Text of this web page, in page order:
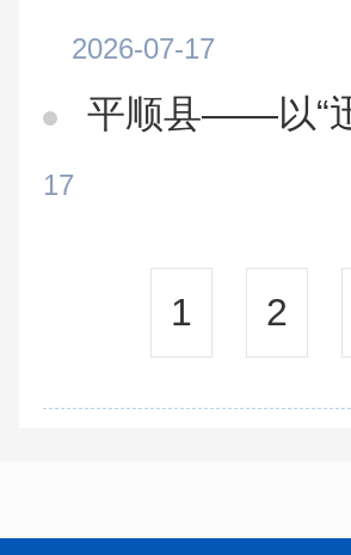
2026-07-17
平顺县——以“
17
1 2